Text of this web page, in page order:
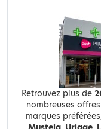
Retrouvez plus de
nombreuses
marques